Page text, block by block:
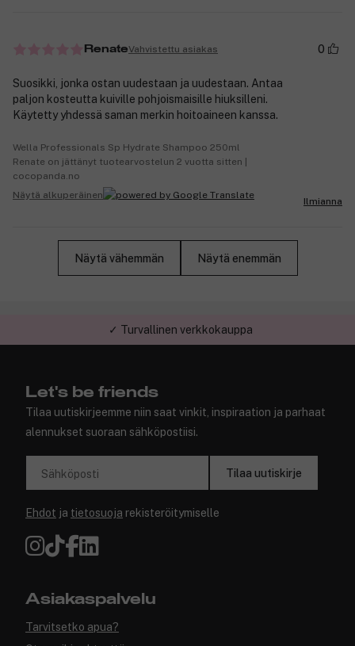
RenateVahvistettu asiakas 0
Suosikki, jonka ostan uudestaan ja uudestaan. Antaa
paljon kosteutta kuiville pohjoismaisille hiuksilleni.
Käytetty yhdessä saman merkin hoitoaineen kanssa.
Wella Professionals Sp Hydrate Shampoo 250ml
Renate on jättänyt tuotearvostelun 2 vuotta sitten |
cocopanda.no
Näytä alkuperäinen
Ilmianna
Näytä vähemmän Näytä enemmän
Let's be friends
Tilaa uutiskirjeemme niin saat vinkit, inspiraation ja parhaat
alennukset suoraan sähköpostiisi.
Sähköposti Tilaa uutiskirje
Ehdot ja tietosuoja rekisteröitymiselle
Asiakaspalvelu
Tarvitsetko apua?